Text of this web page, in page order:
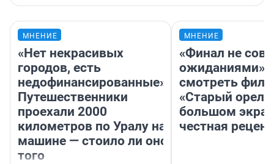
МНЕНИЕ
«Нет некрасивых
городов, есть
недофинансированные».
Путешественники
проехали 2000
километров по Уралу на
машине — стоило ли оно
того
МНЕНИЕ
«Финал не
ожиданиями»:
смотреть
«Старый орел»
большом
честная